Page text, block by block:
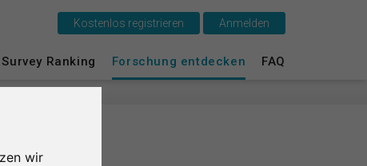
wir
Survey Ranking Forschung entdecken FAQ
Kostenlos registrieren Anmelden
Das ist SurveyCircle